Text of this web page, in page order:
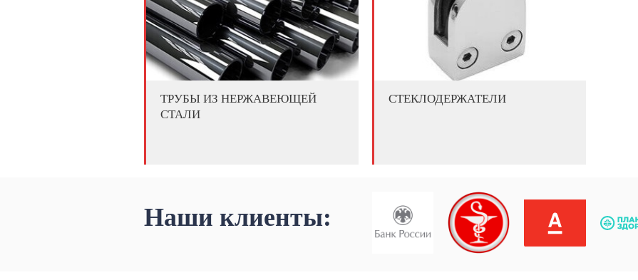
ТРУБЫ ИЗ НЕРЖАВЕЮЩЕЙ
СТАЛИ
СТЕКЛОДЕРЖАТЕЛИ
Наши клиенты: